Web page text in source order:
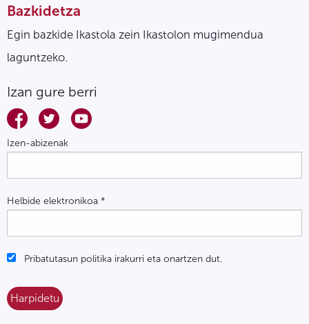
Bazkidetza
Egin bazkide Ikastola zein Ikastolon mugimendua
laguntzeko.
Izan gure berri
Izen-abizenak
Helbide elektronikoa *
Pribatutasun politika irakurri eta onartzen dut.